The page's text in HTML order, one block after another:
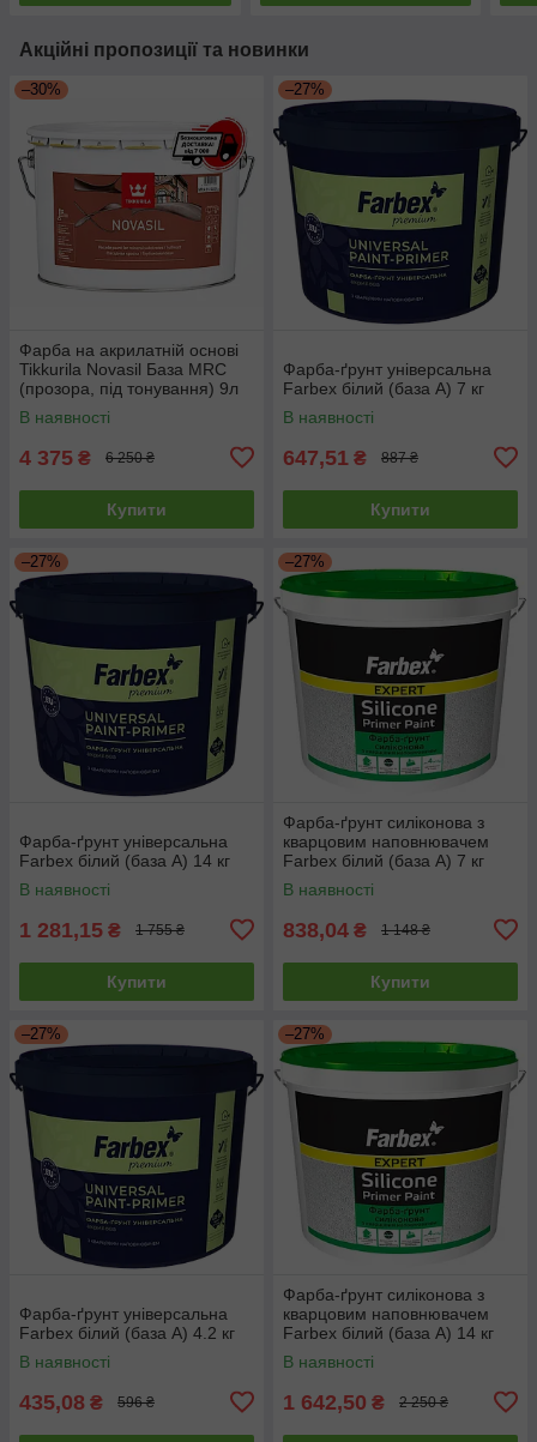
Акційні пропозиції та новинки
–30%
Фарба на акрилатній основі
Tikkurila Novasil База MRС
(прозора, під тонування) 9л
В наявності
4 375 ₴ 6 250 ₴
Купити
–27%
Фарба-ґрунт універсальна
Farbex білий (база А) 7 кг
В наявності
647,51 ₴ 887 ₴
Купити
–27%
Фарба-ґрунт універсальна
Farbex білий (база А) 14 кг
В наявності
1 281,15 ₴ 1 755 ₴
Купити
–27%
Фарба-ґрунт силіконова з
кварцовим наповнювачем
Farbex білий (база А) 7 кг
В наявності
838,04 ₴ 1 148 ₴
Купити
–27%
Фарба-ґрунт універсальна
Farbex білий (база А) 4.2 кг
В наявності
435,08 ₴ 596 ₴
–27%
Фарба-ґрунт силіконова з
кварцовим наповнювачем
Farbex білий (база А) 14 кг
В наявності
1 642,50 ₴ 2 250 ₴